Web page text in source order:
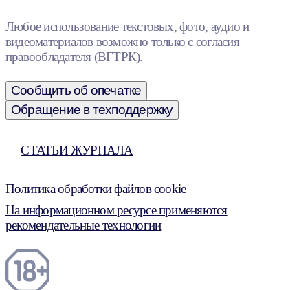
Любое использование текстовых, фото, аудио и
видеоматериалов возможно только с согласия
правообладателя (ВГТРК).
Сообщить об опечатке
Обращение в техподдержку
СТАТЬИ ЖУРНАЛА
Политика обработки файлов cookie
На информационном ресурсе применяются
рекомендательные технологии